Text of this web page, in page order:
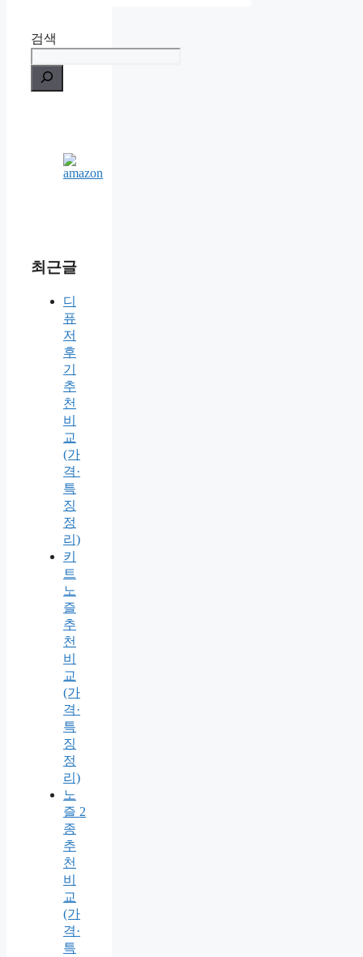
검색
최근글
디
퓨
저
후
기
추
천
비
교
(가
격·
특
징
정
리)
키
트
노
즐
추
천
비
교
(가
격·
특
징
정
리)
노
즐 2
종
추
천
비
교
(가
격·
특